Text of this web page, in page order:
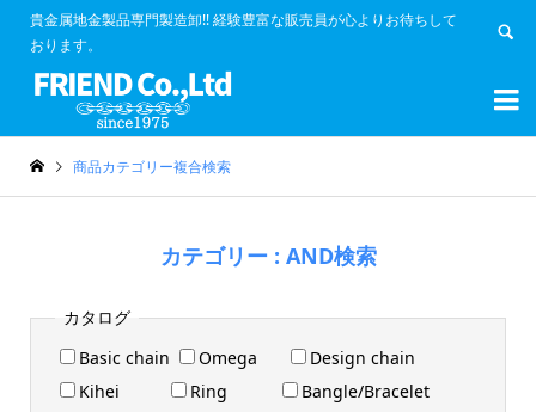
貴金属地金製品専門製造卸!! 経験豊富な販売員が心よりお待ちして
おります。


商品カテゴリー複合検索
カテゴリー : AND検索
カタログ
Basic chain
Omega
Design chain
Kihei
Ring
Bangle/Bracelet